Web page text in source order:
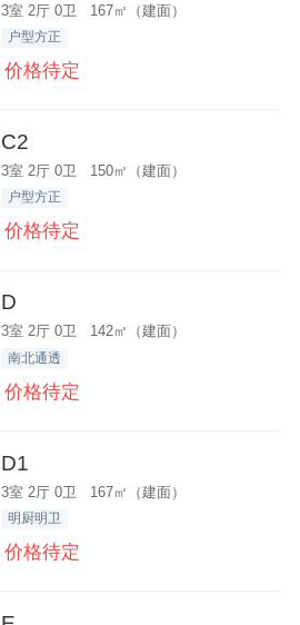
3室 2厅 0卫 167㎡（建面）
户型方正
价格待定
C2
3室 2厅 0卫 150㎡（建面）
户型方正
价格待定
D
3室 2厅 0卫 142㎡（建面）
南北通透
价格待定
D1
3室 2厅 0卫 167㎡（建面）
明厨明卫
价格待定